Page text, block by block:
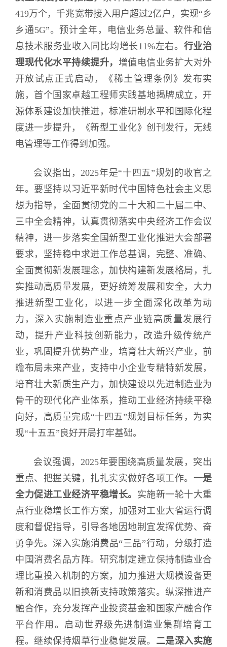
419万个，千兆宽带接入用户超过2亿户，实现“乡
乡通5G”。预计全年，电信业务总量、软件和信
息技术服务业收入同比均增长11%左右。 行业治
理现代化水平持续提升， 增值电信业务扩大对外
开放试点正式启动，《稀土管理条例》发布实
施，首个国家卓越工程师实践基地揭牌成立，开
源体系建设加快推进，标准研制水平和国际化程
度进一步提升，《新型工业化》创刊发行，无线
电管理等工作得到加强。
会议指出，2025年是“十四五”规划的收官之
年。要坚持以习近平新时代中国特色社会主义思
想为指导，全面贯彻党的二十大和二十届二中、
三中全会精神，认真贯彻落实中央经济工作会议
精神，进一步落实全国新型工业化推进大会部署
要求，坚持稳中求进工作总基调，完整、准确、
全面贯彻新发展理念，加快构建新发展格局，扎
实推动高质量发展，更好统筹发展和安全，大力
推进新型工业化，以进一步全面深化改革为动
力，深入实施制造业重点产业链高质量发展行
动，提升产业科技创新能力，改造升级传统产
业，巩固提升优势产业，培育壮大新兴产业，前
瞻布局未来产业，支持中小企业专精特新发展，
培育壮大新质生产力，加快建设以先进制造业为
骨干的现代化产业体系，推动工业经济持续平稳
向好，高质量完成“十四五”规划目标任务，为实
现“十五五”良好开局打牢基础。
会议强调，2025年要围绕高质量发展，突出
重点、把握关键，扎扎实实做好各项工作。 一是
全力促进工业经济平稳增长。 实施新一轮十大重
点行业稳增长工作方案，加强对工业大省运行调
度和督促指导，引导各地因地制宜发挥优势、奋
勇争先。深入实施消费品“三品”行动，分级打造
中国消费名品方阵。研究制定建立保持制造业合
理比重投入机制的方案，加力推进大规模设备更
新和消费品以旧换新支持政策落实。纵深推进产
融合作，充分发挥产业投资基金和国家产融合作
平台作用。启动世界级先进制造业集群培育工
程。继续保持烟草行业稳健发展。 二是深入实施